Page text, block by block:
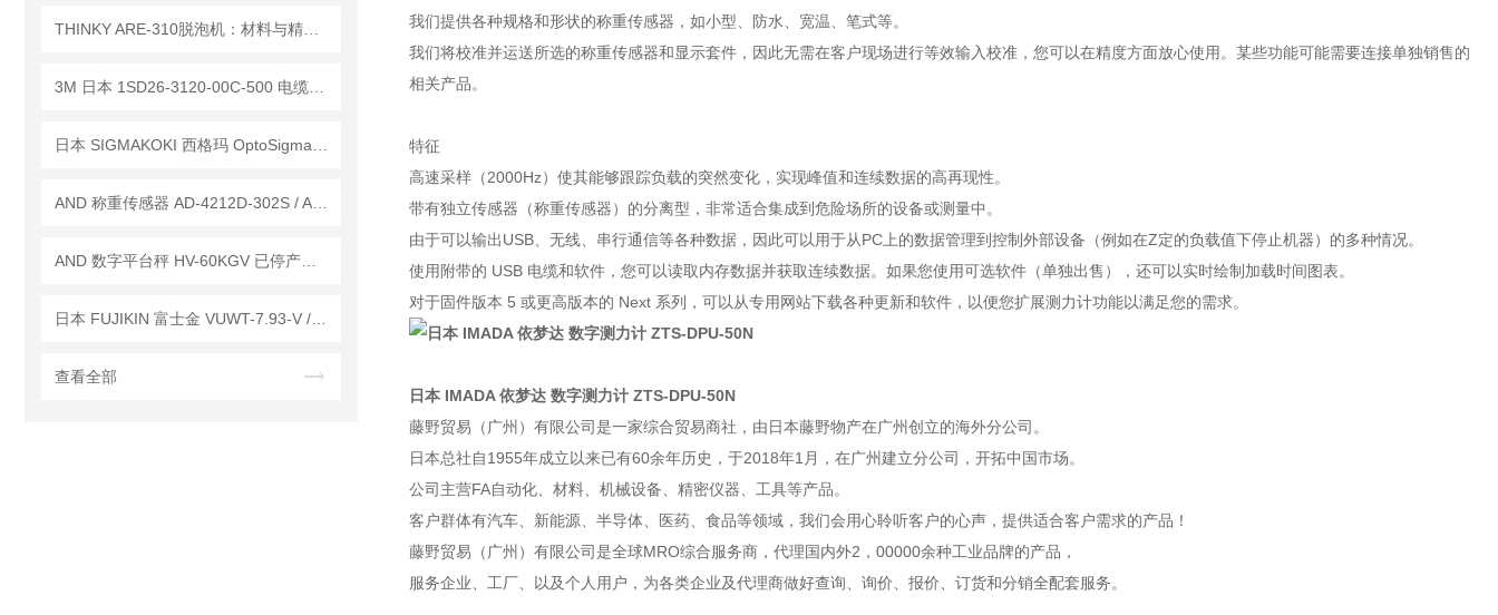
查看全部
我们提供各种规格和形状的称重传感器，如小型、防水、宽温、笔式等。
我们将校准并运送所选的称重传感器和显示套件，因此无需在客户现场进行等效输入校准，您可以在精度方面放心使用。某些功能可能需要连接单独销售的
相关产品。
特征
高速采样（2000Hz）使其能够跟踪负载的突然变化，实现峰值和连续数据的高再现性。
带有独立传感器（称重传感器）的分离型，非常适合集成到危险场所的设备或测量中。
由于可以输出USB、无线、串行通信等各种数据，因此可以用于从PC上的数据管理到控制外部设备（例如在Z定的负载值下停止机器）的多种情况。
使用附带的 USB 电缆和软件，您可以读取内存数据并获取连续数据。如果您使用可选软件（单独出售），还可以实时绘制加载时间图表。
对于固件版本 5 或更高版本的 Next 系列，可以从专用网站下载各种更新和软件，以便您扩展测力计功能以满足您的需求。
日本 IMADA 依梦达 数字测力计 ZTS-DPU-50N
藤野贸易（广州）有限公司是一家综合贸易商社，由日本藤野物产在广州创立的海外分公司。
日本总社自1955年成立以来已有60余年历史，于2018年1月，在广州建立分公司，开拓中国市场。
公司主营FA自动化、材料、机械设备、精密仪器、工具等产品。
客户群体有汽车、新能源、半导体、医药、食品等领域，我们会用心聆听客户的心声，提供适合客户需求的产品！
藤野贸易（广州）有限公司是全球MRO综合服务商，代理国内外2，00000余种工业品牌的产品，
服务企业、工厂、以及个人用户，为各类企业及代理商做好查询、询价、报价、订货和分销全配套服务。